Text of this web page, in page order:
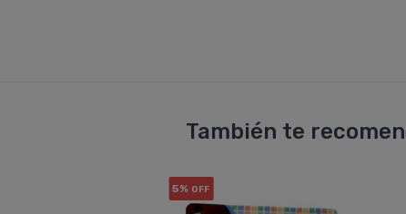
También te
5% OFF